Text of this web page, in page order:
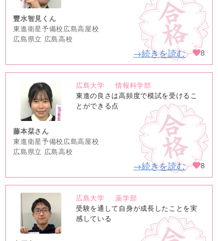
豐水智見くん
東進衛星予備校広島高屋校
広島県立 広島高校
→続きを読む 8
no
image
広島大学
情報科学部
東進の良さは高頻度で模試を受けるこ
とができる点
藤本栞さん
東進衛星予備校広島高屋校
広島県立 広島高校
→続きを読む 8
no
image
広島大学
薬学部
受験を通して自身が成長したことを実
感している